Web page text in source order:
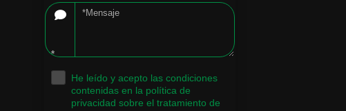
*
He leído y acepto las condiciones
contenidas en la política de
privacidad sobre el tratamiento de